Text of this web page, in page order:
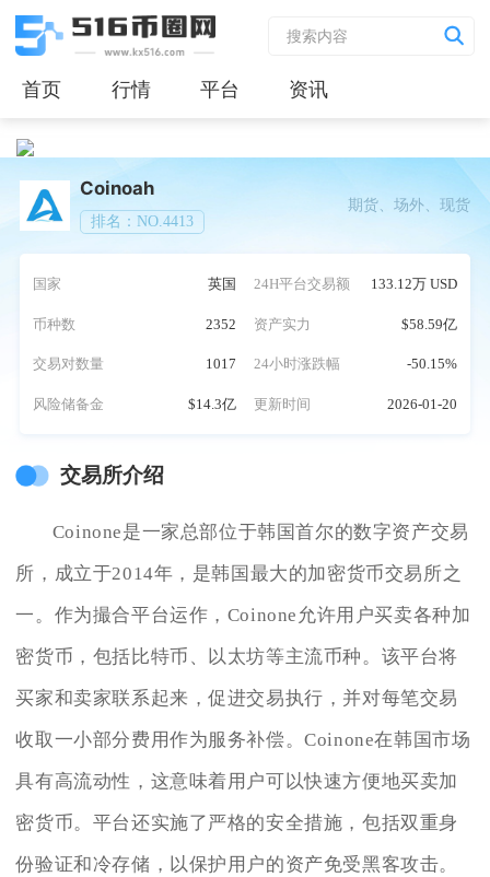
首页 行情 平台 资讯
Coinoah
排名：NO.4413
期货、场外、现货
国家 英国 24H平台交易额 133.12万 USD
币种数 2352 资产实力 $58.59亿
交易对数量 1017 24小时涨跌幅 -50.15%
风险储备金 $14.3亿 更新时间 2026-01-20
交易所介绍
Coinone是一家总部位于韩国首尔的数字资产交易
所，成立于2014年，是韩国最大的加密货币交易所之
一。作为撮合平台运作，Coinone允许用户买卖各种加
密货币，包括比特币、以太坊等主流币种。该平台将
买家和卖家联系起来，促进交易执行，并对每笔交易
收取一小部分费用作为服务补偿。Coinone在韩国市场
具有高流动性，这意味着用户可以快速方便地买卖加
密货币。平台还实施了严格的安全措施，包括双重身
份验证和冷存储，以保护用户的资产免受黑客攻击。